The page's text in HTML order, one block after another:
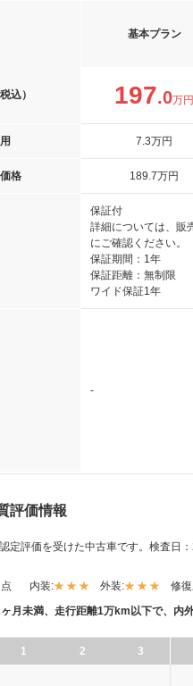
基本プラン
込） 197.0万円
7.3万円
格 189.7万円
保証付
詳細については、販
にご確認ください。
保証期間：1年
保証距離：無制限
ワイド保証1年
-
評価情報
定評価を受けた中古車です。 検査日
点 内装: 外装: 修
月未満、走行距離1万km以下で、内
1 2 3